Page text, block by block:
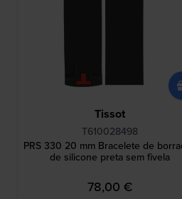
Tissot
T610028498
PRS 330 20 mm Bracelete de
de silicone preta sem fivela
78,00 €